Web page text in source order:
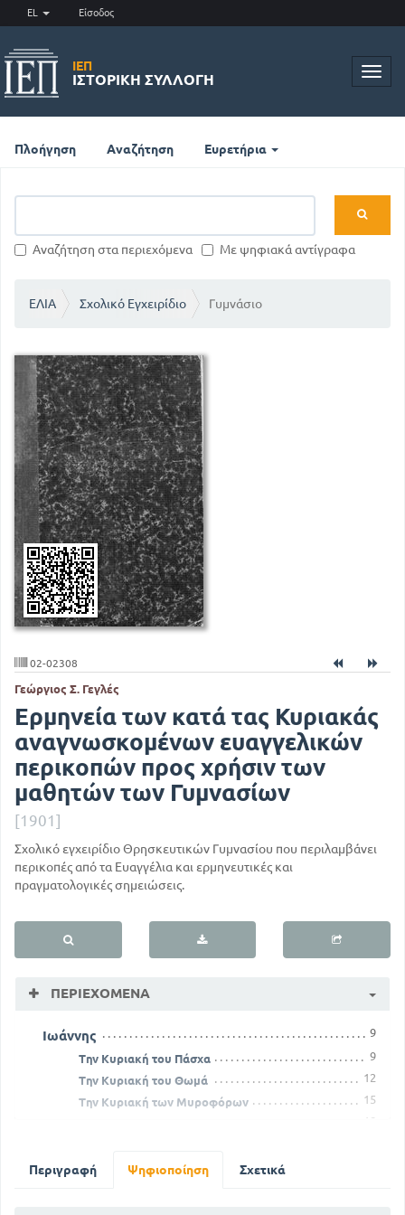
EL Είσοδος
ΙΕΠ
ΙΣΤΟΡΙΚΉ ΣΥΛΛΟΓΉ
Πλοήγηση Αναζήτηση Ευρετήρια
Αναζήτηση στα περιεχόμενα Με ψηφιακά αντίγραφα
ΕΛΙΑ Σχολικό Εγχειρίδιο Γυμνάσιο
02-02308
Γεώργιος Σ. Γεγλές
Ερμηνεία των κατά τας Κυριακάς
αναγνωσκομένων ευαγγελικών
περικοπών προς χρήσιν των
μαθητών των Γυμνασίων
[1901]
Σχολικό εγχειρίδιο Θρησκευτικών Γυμνασίου που περιλαμβάνει
περικοπές από τα Ευαγγέλια και ερμηνευτικές και
πραγματολογικές σημειώσεις.
ΠΕΡΙΕΧΌΜΕΝΑ
Ιωάννης 9
Την Κυριακή του Πάσχα
9
Την Κυριακή του Θωμά
12
Την Κυριακή των Μυροφόρων
15
18
Την Κυριακή του Τυφλού
Περιγραφή Ψηφιοποίηση Σχετικά